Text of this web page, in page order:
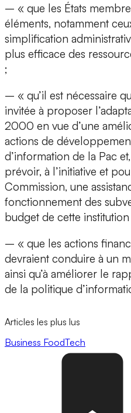
– « que les États
éléments, notamment
simplification
plus efficace des
;
– « qu’il est nécessaire
invitée à proposer
2000 en vue d’une
actions de
d’information de la Pac
prévoir, à l’initiative et
Commission, une
fonctionnement des
budget de cette institution
– « que les actions
devraient conduire à un
ainsi qu’à améliorer le
de la politique
Articles les plus lus
Business FoodTech